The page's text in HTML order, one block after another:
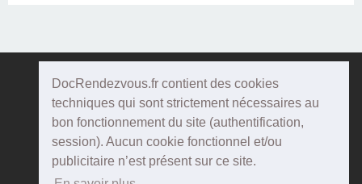
DocRendezvous.fr contient des cookies
techniques qui sont strictement nécessaires au
bon fonctionnement du site (authentification,
session). Aucun cookie fonctionnel et/ou
publicitaire n’est présent sur ce site.
DocRendezvous
Qui sommes-nous ?
Conditions Générales d'utilisation